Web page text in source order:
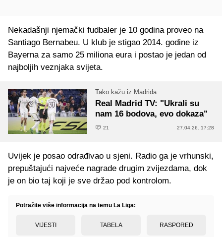
Nekadašnji njemački fudbaler je 10 godina proveo na
Santiago Bernabeu. U klub je stigao 2014. godine iz
Bayerna za samo 25 miliona eura i postao je jedan od
najboljih veznjaka svijeta.
Tako kažu iz Madrida
Real Madrid TV: "Ukrali su
nam 16 bodova, evo dokaza"
21 27.04.26. 17:28
Uvijek je posao odrađivao u sjeni. Radio ga je vrhunski,
prepuštajući najveće nagrade drugim zvijezdama, dok
je on bio taj koji je sve držao pod kontrolom.
Potražite više informacija na temu La Liga:
VIJESTI TABELA RASPORED